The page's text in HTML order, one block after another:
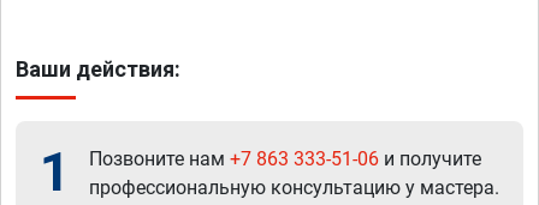
Ваши действия:
1 Позвоните нам +7 863 333-51-06 и получите
профессиональную консультацию у мастера.